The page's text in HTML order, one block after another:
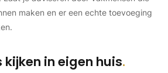
maken en er een echte toevoeging
in eigen huis